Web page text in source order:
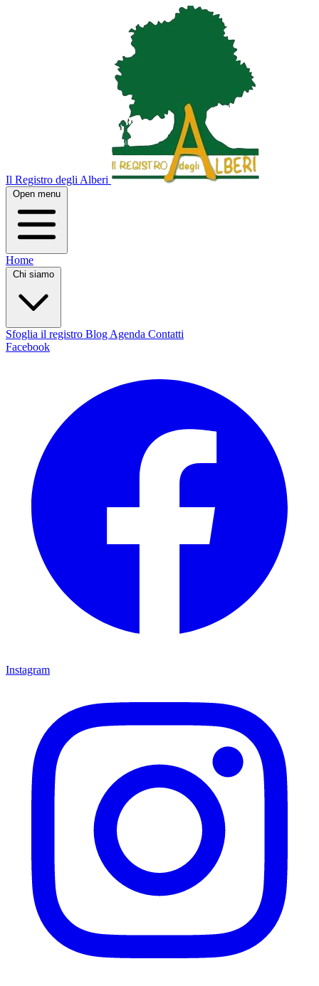
Il Registro degli Alberi
Open menu
Home
Chi siamo
Sfoglia il registro Blog Agenda Contatti
Facebook
Instagram